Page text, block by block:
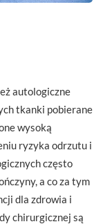
autologiczne
tkanki pobierane
wysoką
ryzyka odrzutu i
często
a co za tym
dla zdrowia i
chirurgicznej są